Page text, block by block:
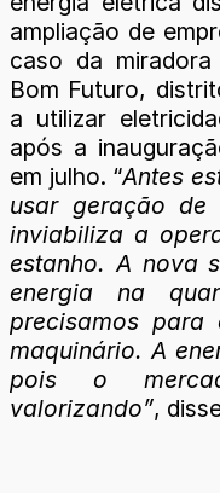
ampliação de
caso da
Bom Futuro,
a utilizar
após a
em julho. “Antes
usar geração
inviabiliza a
estanho. A nova
energia na
precisamos para
maquinário. A
pois o
valorizando”,